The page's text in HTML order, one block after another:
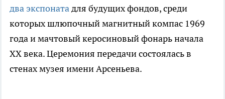
два экспонатадля будущих фондов, среди
которых шлюпочный магнитный компас 1969
года и мачтовый керосиновый фонарь начала
XX века. Церемония передачи состоялась в
стенах музея имени Арсеньева.